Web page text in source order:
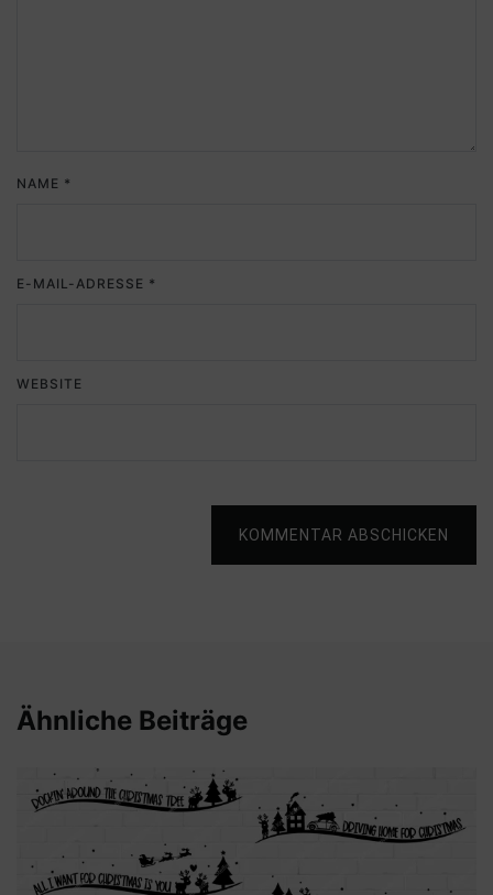
NAME *
E-MAIL-ADRESSE *
WEBSITE
KOMMENTAR ABSCHICKEN
Ähnliche Beiträge